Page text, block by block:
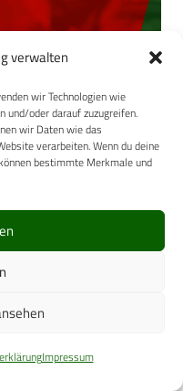
verwalten
wir Technologien wie
und/oder darauf zuzugreifen.
wir Daten wie das
verarbeiten. Wenn du deine
bestimmte Merkmale und
Impressum
to-Arrival unter der
et al. (14) und